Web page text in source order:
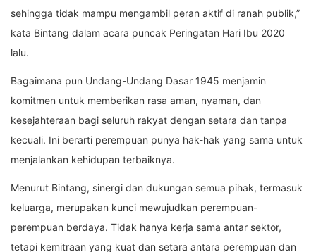
sehingga tidak mampu mengambil peran aktif di ranah publik,”
kata Bintang dalam acara puncak Peringatan Hari Ibu 2020
lalu.
Bagaimana pun Undang-Undang Dasar 1945 menjamin
komitmen untuk memberikan rasa aman, nyaman, dan
kesejahteraan bagi seluruh rakyat dengan setara dan tanpa
kecuali. Ini berarti perempuan punya hak-hak yang sama untuk
menjalankan kehidupan terbaiknya.
Menurut Bintang, sinergi dan dukungan semua pihak, termasuk
keluarga, merupakan kunci mewujudkan perempuan-
perempuan berdaya. Tidak hanya kerja sama antar sektor,
tetapi kemitraan yang kuat dan setara antara perempuan dan